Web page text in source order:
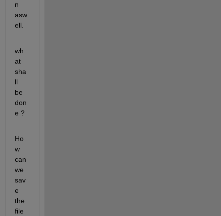
n
asw
ell.
wh
at
sha
ll
be
don
e ?
Ho
w
can
we
sav
e
the
file